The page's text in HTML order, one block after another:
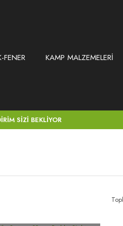
FENER KAMP MALZEMELERİ
SİZİ BEKLİYOR